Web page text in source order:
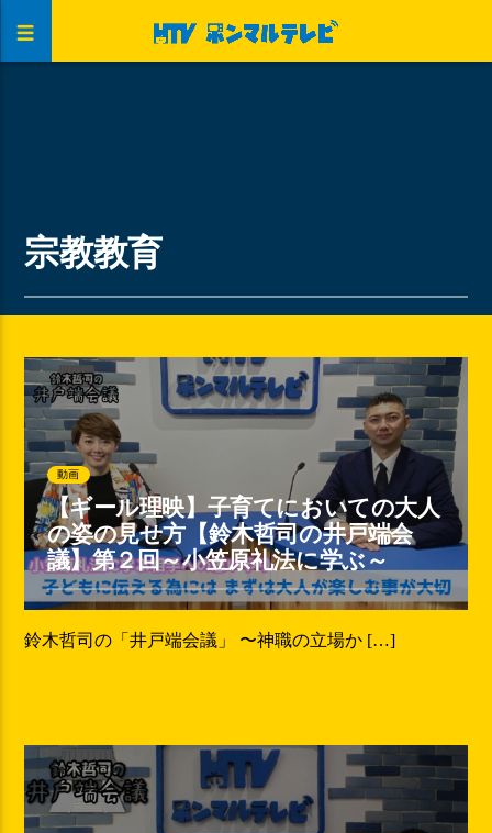
宗教教育
動画
【ギール理映】子育てにおいての大人
の姿の見せ方【鈴木哲司の井戸端会
議】第２回～小笠原礼法に学ぶ～
鈴木哲司の「井戸端会議」 〜神職の立場か […]